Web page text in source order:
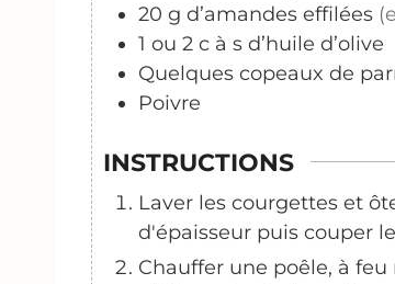
20 g d’amandes effilées
1 ou 2 c à s d’huile d’olive
Quelques copeaux de
Poivre
INSTRUCTIONS
Laver les courgettes et
d'épaisseur puis couper
Chauffer une poêle, à